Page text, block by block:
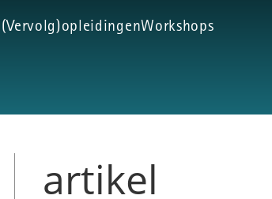
(Vervolg)opleidingenWorkshops
artikel